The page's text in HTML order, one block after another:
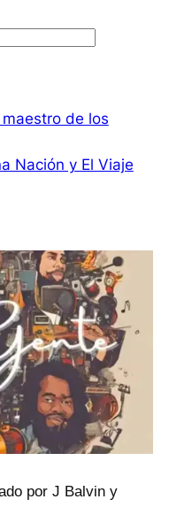
de los
Nación y El Viaje
por J Balvin y